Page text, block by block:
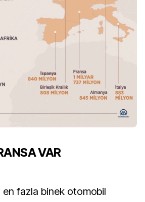
VAR
en fazla binek otomobil